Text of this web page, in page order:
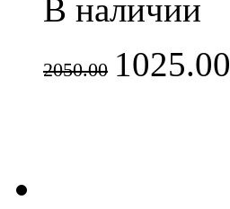
В наличии
2050.00 1025.00